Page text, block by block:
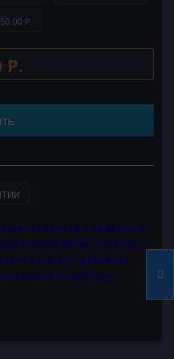
Р.
Р.
с надутыми
HiFloat 30 см. Пастель.
Если требуется
скажите оператору.